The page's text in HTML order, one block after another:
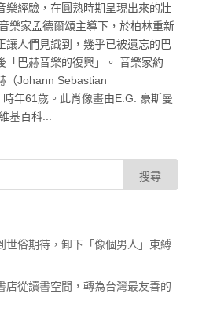
樂經驗，在圓熟時期呈現出來的壯
樂家孟德爾頌主導下，於柏林重新
讓人們見識到，幾乎已被遺忘的巴
「巴赫音樂的復興」。 音樂家約
（Johann Sebastian
年61歲。此肖像畫由E.G. 豪斯曼
基百科...
世俗期待，卸下「像個男人」束縛
店從讀書空間，轉為台灣最友善的